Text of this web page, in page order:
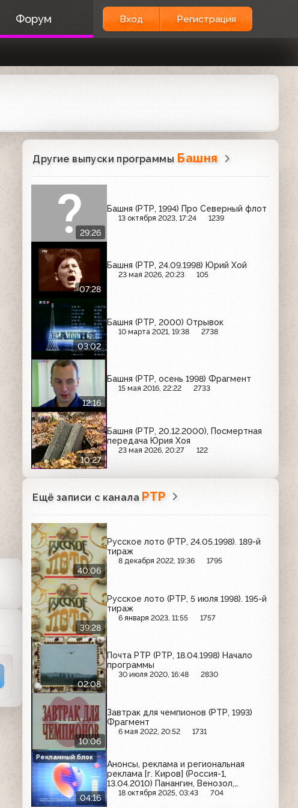
Форум Вход Регистрация
Другие выпуски программы Башня
29:26
Башня (РТР, 1994) Про Северный флот
13 октября 2023, 17:24 1239
07:28
Башня (РТР, 24.09.1998) Юрий Хой
23 мая 2026, 20:23 105
03:02
Башня (РТР, 2000) Отрывок
10 марта 2021, 19:38 2738
12:16
Башня (РТР, осень 1998) Фрагмент
15 мая 2016, 22:22 2733
10:27
Башня (РТР, 20.12.2000), Посмертная
передача Юрия Хоя
23 мая 2026, 20:27 122
Ещё записи с канала РТР
40:06
Русское лото (РТР, 24.05.1998). 189-й
тираж
8 декабря 2022, 19:36 1795
39:28
Русское лото (РТР, 5 июля 1998). 195-й
тираж
6 января 2023, 11:55 1757
02:08
Почта РТР (РТР, 18.04.1998) Начало
программы
30 июля 2020, 16:48 2830
10:06
Завтрак для чемпионов (РТР, 1993)
Фрагмент
6 мая 2022, 20:52 1731
04:16
Анонсы, реклама и региональная
реклама [г. Киров] (Россия-1,
13.04.2010) Панангин, Венозол,
Schauma, Strepsils, Три грации, ТЦ
18 октября 2025, 03:43 704
Рекламный блок